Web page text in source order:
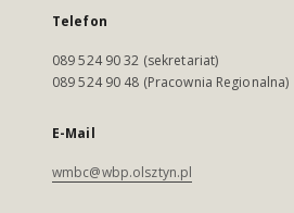
Telefon
089 524 90 32 (sekretariat)
089 524 90 48 (Pracownia Regionalna)
E-Mail
wmbc@wbp.olsztyn.pl